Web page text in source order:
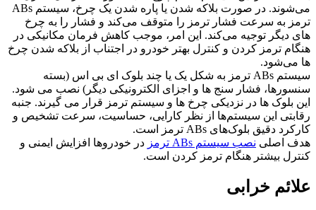
می‌شوند. در صورت بلاکه شدن یا پاره شدن یک چرخ، سیستم ABs
ترمز به سرعت فشار ترمز را متوقف می‌کند و فشار را به چرخ
های دیگر توجیه می‌کند. این امر، موجب کاهش فرمان مکانیکی در
هنگام ترمز کردن و کنترل بهتر خودرو در اجتناب از بلاکه شدن چرخ
ها می‌شود.
سیستم ABs ترمز به شکل یک یا چند بلوک ای بی اس (بسته
سنسورها، فشار سنج ها و اجزای الکترونیکی دیگر) نصب می شود.
این بلوک ها در نزدیکی چرخ ها و سیستم ترمز قرار می گیرند. جنبه
رقابتی این سیستم‌ها از نظر کارایی، حساسیت، سرعت تشخیص و
کارکرد دقیق بلوک‌های ABs ترمز است.
هدف اصلی نصب سیستم ABs ترمز
در خودروها افزایش ایمنی و
کنترل بیشتر هنگام ترمز کردن است.
علائم خرابی